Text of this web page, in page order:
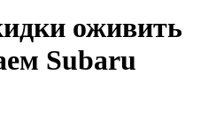
оживить
Subaru